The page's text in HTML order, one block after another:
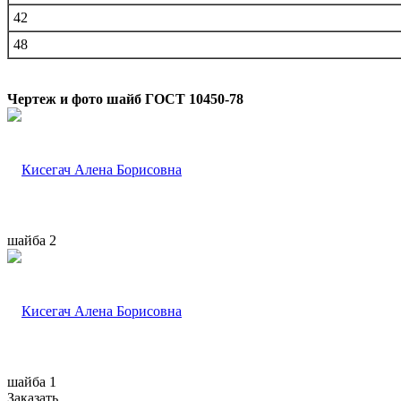
42
48
Чертеж и фото шайб ГОСТ 10450-78
шайба 2
шайба 1